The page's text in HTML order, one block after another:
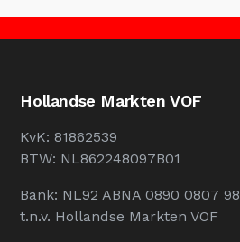
Hollandse Markten VOF
KvK: 81862539
BTW: NL862248097B01
Bank: NL92 ABNA 0890 0807 98
t.n.v. Hollandse Markten VOF